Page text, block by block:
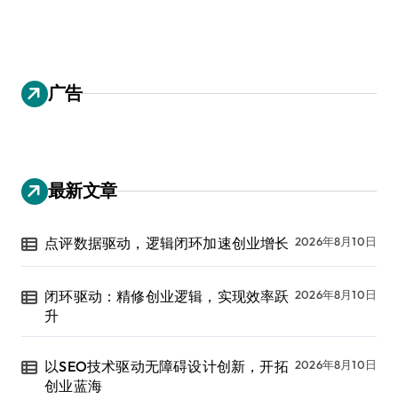
广告
最新文章
点评数据驱动，逻辑闭环加速创业增长 2026年8月10日
闭环驱动：精修创业逻辑，实现效率跃
升
2026年8月10日
以SEO技术驱动无障碍设计创新，开拓
创业蓝海
2026年8月10日